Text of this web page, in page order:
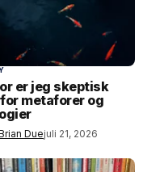
er jeg skeptisk
metaforer og
Duejuli 21, 2026